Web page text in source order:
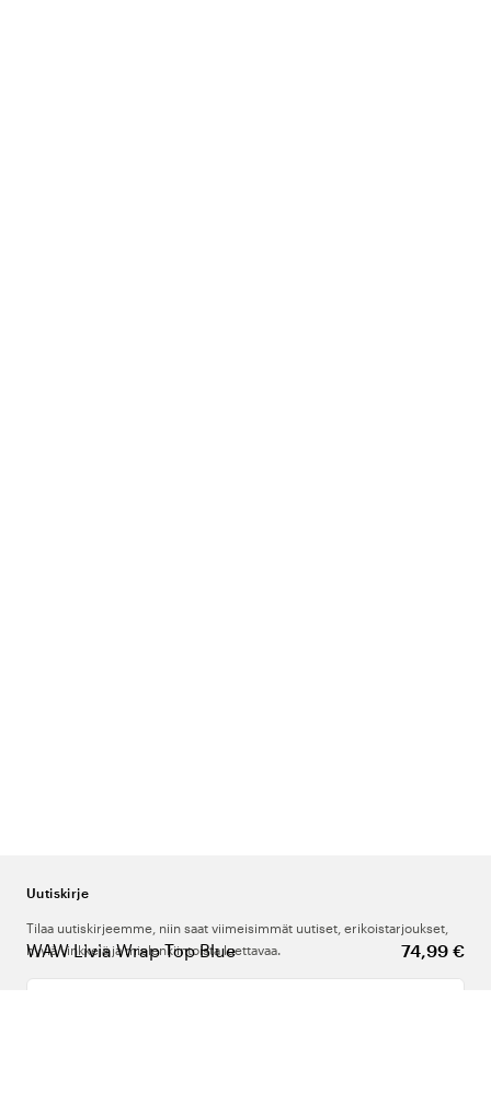
WAW Livia Wrap Top Blue 74,99 €
Uutiskirje
Tilaa uutiskirjeemme, niin saat viimeisimmät uutiset, erikoistarjoukset,
hyviä vinkkejä ja mielenkiintoista luettavaa.
Kirjoita sähköpostiosoitteesi